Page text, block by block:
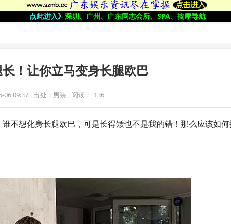
点此进入》 深圳、广州、广东同志会所、SPA、按摩导航
！让你立马变身长腿欧巴
06 09:37 出处：男装 阅读： 136
不想化身长腿欧巴，可是长得矮也不是我的错！那么应该如